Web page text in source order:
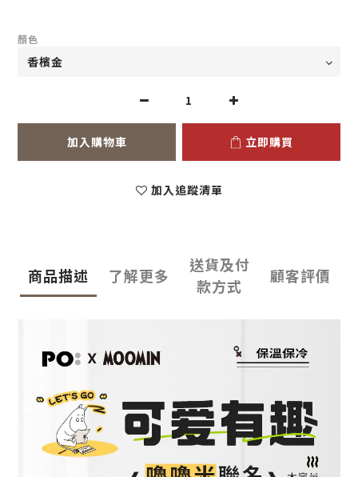
顏色
加入購物車 立即購買
加入追蹤清單
商品描述 了解更多
送貨及付
款方式
顧客評價